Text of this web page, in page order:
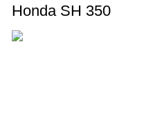
Honda SH 350